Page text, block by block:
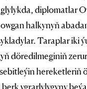
diplomatlar
halkynyň
Taraplar iki
döredilmeginiň
hereketleriň
ygrarlylygyny